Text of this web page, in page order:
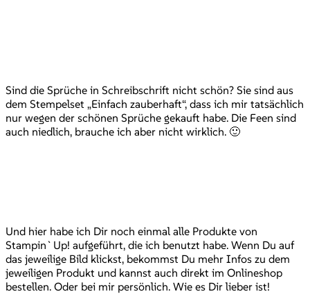
Sind die Sprüche in Schreibschrift nicht schön? Sie sind aus
dem Stempelset „Einfach zauberhaft“, dass ich mir tatsächlich
nur wegen der schönen Sprüche gekauft habe. Die Feen sind
auch niedlich, brauche ich aber nicht wirklich. 🙂
Und hier habe ich Dir noch einmal alle Produkte von
Stampin`Up! aufgeführt, die ich benutzt habe. Wenn Du auf
das jeweilige Bild klickst, bekommst Du mehr Infos zu dem
jeweiligen Produkt und kannst auch direkt im Onlineshop
bestellen. Oder bei mir persönlich. Wie es Dir lieber ist!